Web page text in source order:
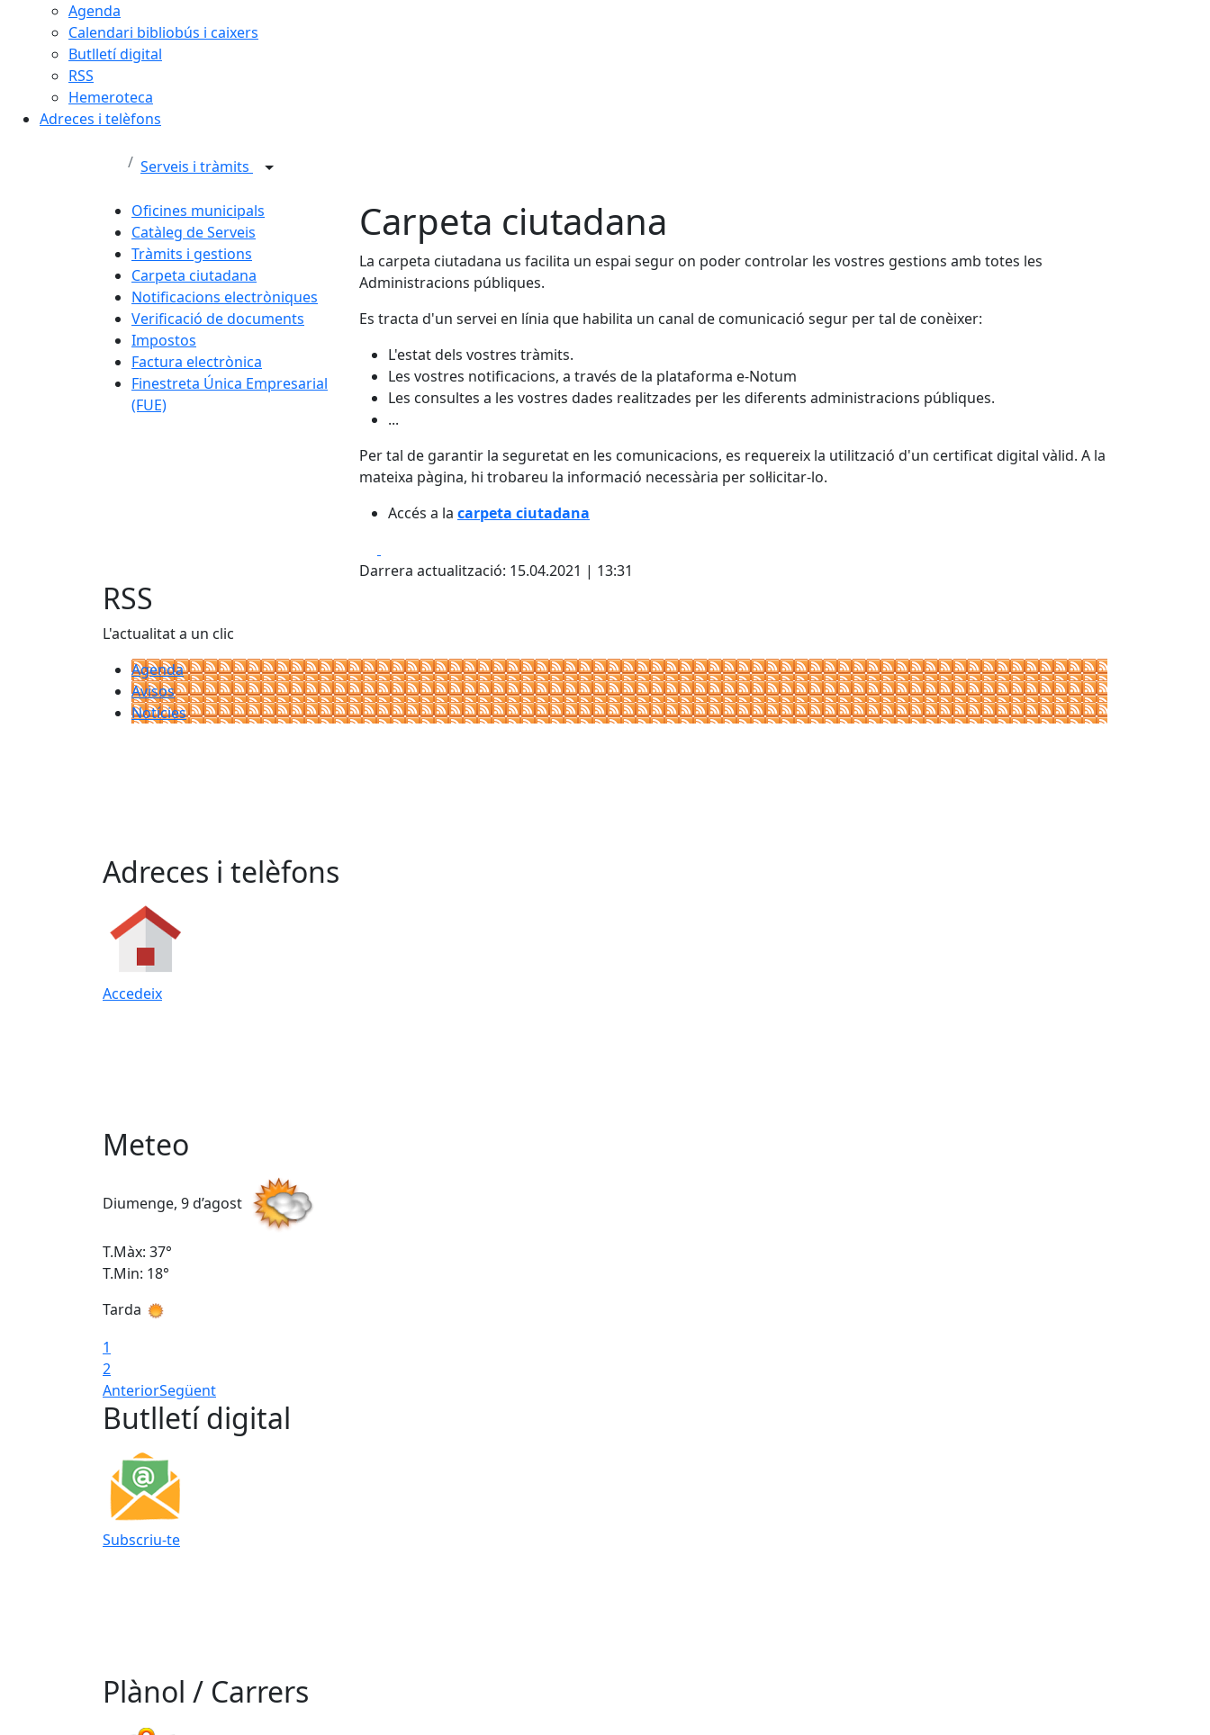
Agenda
Calendari bibliobús i caixers
Butlletí digital
RSS
Hemeroteca
Adreces i telèfons
Serveis i tràmits
Oficines municipals
Catàleg de Serveis
Tràmits i gestions
Carpeta ciutadana
Notificacions electròniques
Verificació de documents
Impostos
Factura electrònica
Finestreta Única Empresarial
(FUE)
Carpeta ciutadana
La carpeta ciutadana us facilita un espai segur on poder controlar les vostres gestions amb totes les
Administracions públiques.
Es tracta d'un servei en línia que habilita un canal de comunicació segur per tal de conèixer:
L'estat dels vostres tràmits.
Les vostres notificacions, a través de la plataforma e-Notum
Les consultes a les vostres dades realitzades per les diferents administracions públiques.
...
Per tal de garantir la seguretat en les comunicacions, es requereix la utilització d'un certificat digital vàlid. A la
mateixa pàgina, hi trobareu la informació necessària per sol·licitar-lo.
Accés a la carpeta ciutadana
Darrera actualització: 15.04.2021 | 13:31
RSS
L'actualitat a un clic
Agenda
Avisos
Notícies
Adreces i telèfons
Accedeix
Meteo
Diumenge, 9 d’agost
T.Màx: 37°
T.Min: 18°
Tarda
1
2
AnteriorSegüent
Butlletí digital
Subscriu-te
Plànol / Carrers